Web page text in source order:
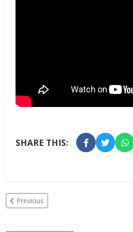
SHARE THIS:
Previous